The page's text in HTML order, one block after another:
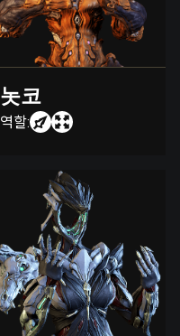
놋코
역할: